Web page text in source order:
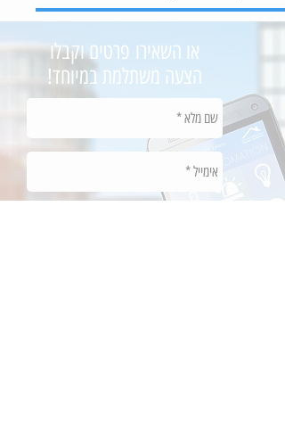
או השאירו פרטים וקבלו
הצעה משתלמת במיוחד!